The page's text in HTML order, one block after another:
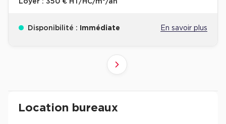
Loyer : 350 € HT/HC/m²/an
Disponibilité : Immédiate En savoir plus
Suivant
Revenir à l'accueil -
Location bureaux